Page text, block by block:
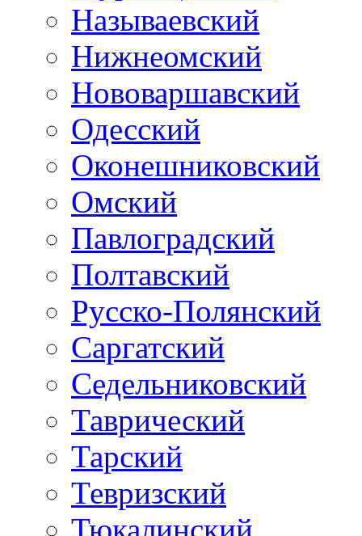
Называевский
Нижнеомский
Нововаршавский
Одесский
Оконешниковский
Омский
Павлоградский
Полтавский
Русско-Полянский
Саргатский
Седельниковский
Таврический
Тарский
Тевризский
Тюкалинский